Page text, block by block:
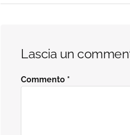
Lascia un
Commento *